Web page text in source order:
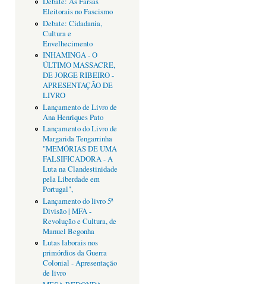
Eleitorais no Fascismo
Debate: Cidadania,
Cultura e
Envelhecimento
INHAMINGA - O
ÚLTIMO MASSACRE,
DE JORGE RIBEIRO -
APRESENTAÇÃO DE
LIVRO
Lançamento de Livro de
Ana Henriques Pato
Lançamento do Livro de
Margarida Tengarrinha
"MEMÓRIAS DE UMA
FALSIFICADORA - A
Luta na Clandestinidade
pela Liberdade em
Portugal",
Lançamento do livro 5ª
Divisão | MFA -
Revolução e Cultura, de
Manuel Begonha
Lutas laborais nos
primórdios da Guerra
Colonial - Apresentação
de livro